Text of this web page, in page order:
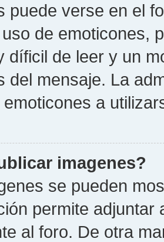
puede verse en el
de emoticones,
díficil de leer y un
del mensaje. La
a
imagenes?
se pueden
permite
al foro. De otra